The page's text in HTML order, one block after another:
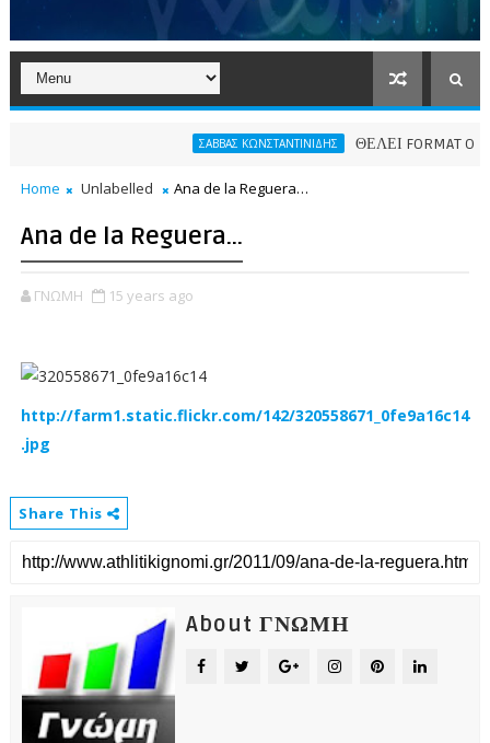
ΣΑΒΒΑΣ ΚΩΝΣΤΑΝΤΙΝΙΔΗΣ ΘΕΛΕΙ FORMAT O ΑΡΗΣ
Home Unlabelled Ana de la Reguera…
Ana de la Reguera…
ΓΝΩΜΗ 15 years ago
http://farm1.static.flickr.com/142/320558671_0fe9a16c14
.jpg
Share This
About ΓΝΩΜΗ